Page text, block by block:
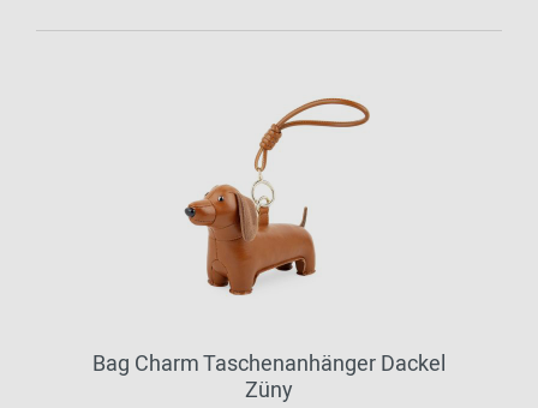
Bag Charm Taschenanhänger Dackel
Züny